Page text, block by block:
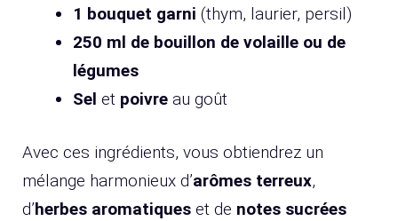
1 bouquet garni (thym, laurier, persil)
250 ml de bouillon de volaille ou de
légumes
Sel et poivre au goût
Avec ces ingrédients, vous obtiendrez un
mélange harmonieux d’arômes terreux,
d’herbes aromatiques et de notes sucrées